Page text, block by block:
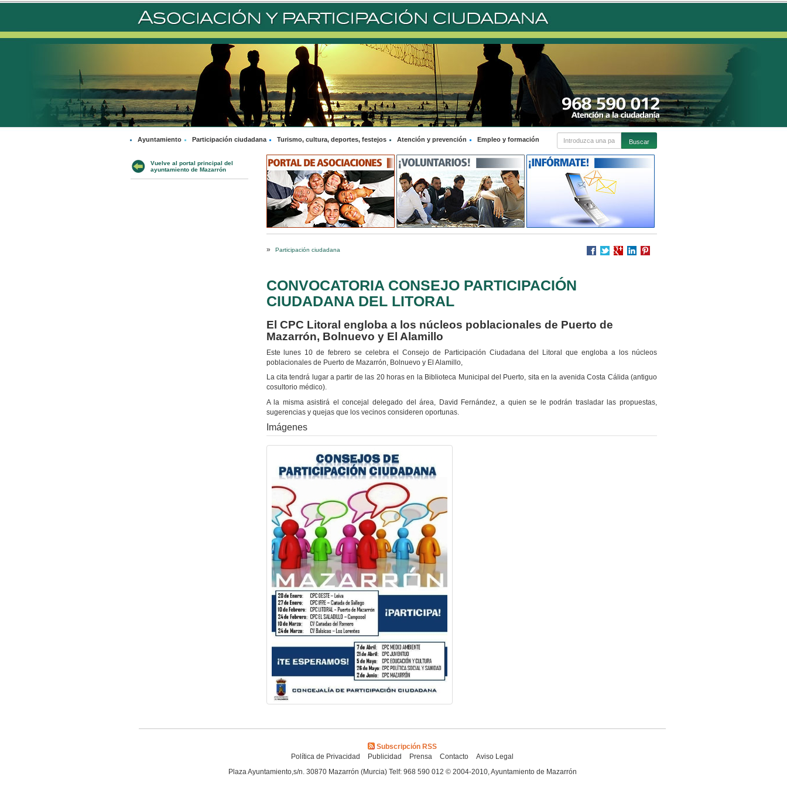
Ayuntamiento Participación ciudadana Turismo, cultura, deportes, festejos Atención y prevención Empleo y formación
Vuelve al portal principal del
ayuntamiento de Mazarrón
» Participación ciudadana
CONVOCATORIA CONSEJO PARTICIPACIÓN
CIUDADANA DEL LITORAL
El CPC Litoral engloba a los núcleos poblacionales de Puerto de
Mazarrón, Bolnuevo y El Alamillo
Este lunes 10 de febrero se celebra el Consejo de Participación Ciudadana del Litoral que engloba a los núcleos
poblacionales de Puerto de Mazarrón, Bolnuevo y El Alamillo,
La cita tendrá lugar a partir de las 20 horas en la Biblioteca Municipal del Puerto, sita en la avenida Costa Cálida (antiguo
cosultorio médico).
A la misma asistirá el concejal delegado del área, David Fernández, a quien se le podrán trasladar las propuestas,
sugerencias y quejas que los vecinos consideren oportunas.
Imágenes
Subscripción RSS
Política de Privacidad
Publicidad Prensa Contacto
Aviso Legal
Plaza Ayuntamiento,s/n. 30870 Mazarrón (Murcia) Telf: 968 590 012 © 2004-2010, Ayuntamiento de Mazarrón